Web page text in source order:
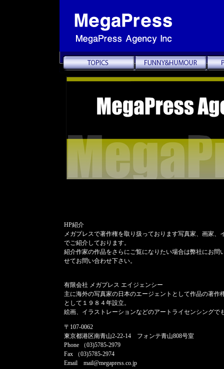
HP紹介
メガプレスで著作権を取り扱っております写真家、画家
でご紹介しております。
紹介作家の作品をさらにご覧になりたい場合は弊社にお
せてお問い合わせ下さい。
有限会社 メガプレス エイジェンシー
主に海外の写真家の日本のエージェントとして作品の著
として１９８４年設立。
絵画、イラストレーションなどのアートライセンシング
〒107-0062
東京都港区南青山2-22-14 フォンテ青山808号室
Phone （03)5785-2979
Fax （03)5785-2974
Email mail@megapress.co.jp